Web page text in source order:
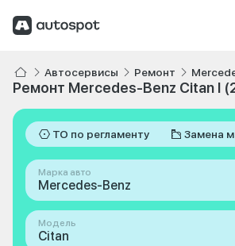
Автосервисы Ремонт
Ремонт Mercedes-Benz Citan I
ТО по регламенту Замена
Марка авто
Mercedes-Benz
Модель
Citan